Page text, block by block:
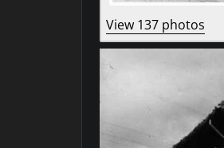
View 137 photos